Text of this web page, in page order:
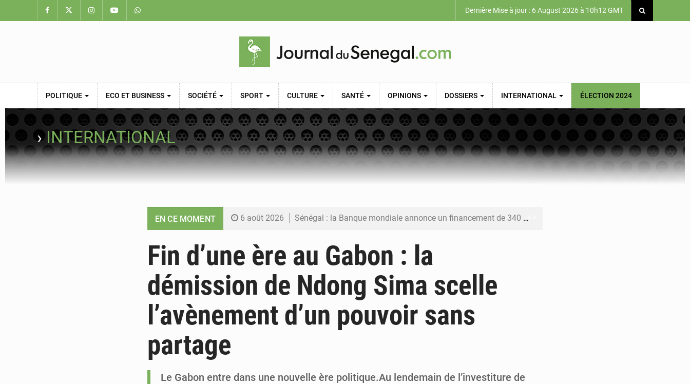
Dernière Mise à jour : 6 August 2026 à 10h12 GMT
POLITIQUE ECO ET BUSINESS SOCIÉTÉ SPORT CULTURE SANTÉ OPINIONS DOSSIERS INTERNATIONAL ÉLECTION 2024
›INTERNATIONAL
EN CE MOMENT 6 août 2026 Sénégal : la Banque mondiale annonce un financement de 340 milliards FCFA pour soutenir les priorités de la Vision Sénégal 2050
5 août 2026 Sénégal : les subventions à l’énergie bondissent à 729 milliards FCFA pour contenir les prix des carburants et de l’électricité
5 août 2026 Sénégal : le niveau du fleuve Sénégal poursuit sa montée à Podor, les autorités appellent à la vigilance
5 août 2026 Sénégal : Ousmane Diagne prêtera serment le 11 août comme président du Conseil constitutionnel
Fin d’une ère au Gabon : la
démission de Ndong Sima scelle
l’avènement d’un pouvoir sans
partage
Le Gabon entre dans une nouvelle ère politique.Au lendemain de l’investiture de